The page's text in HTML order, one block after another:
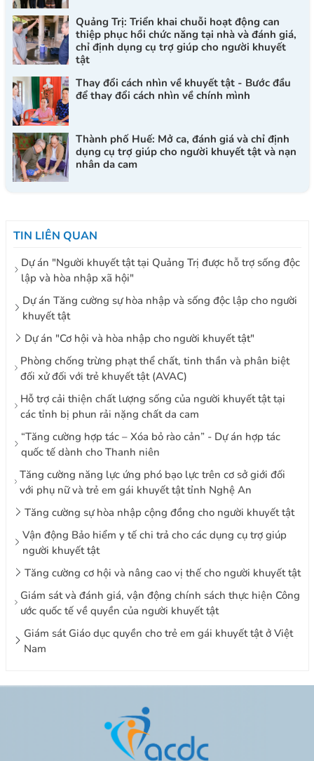
Quảng Trị: Triển khai chuỗi hoạt động can
thiệp phục hồi chức năng tại nhà và đánh giá,
chỉ định dụng cụ trợ giúp cho người khuyết
tật
Thay đổi cách nhìn về khuyết tật - Bước đầu
để thay đổi cách nhìn về chính mình
Thành phố Huế: Mở ca, đánh giá và chỉ định
dụng cụ trợ giúp cho người khuyết tật và nạn
nhân da cam
TIN LIÊN QUAN
Dự án "Người khuyết tật tại Quảng Trị được hỗ trợ sống độc
lập và hòa nhập xã hội"
Dự án Tăng cường sự hòa nhập và sống độc lập cho người
khuyết tật
Dự án "Cơ hội và hòa nhập cho người khuyết tật"
Phòng chống trừng phạt thể chất, tinh thần và phân biệt
đối xử đối với trẻ khuyết tật (AVAC)
Hỗ trợ cải thiện chất lượng sống của người khuyết tật tại
các tỉnh bị phun rải nặng chất da cam
“Tăng cường hợp tác – Xóa bỏ rào cản” - Dự án hợp tác
quốc tế dành cho Thanh niên
Tăng cường năng lực ứng phó bạo lực trên cơ sở giới đối
với phụ nữ và trẻ em gái khuyết tật tỉnh Nghệ An
Tăng cường sự hòa nhập cộng đồng cho người khuyết tật
Vận động Bảo hiểm y tế chi trả cho các dụng cụ trợ giúp
người khuyết tật
Tăng cường cơ hội và nâng cao vị thế cho người khuyết tật
Giám sát và đánh giá, vận động chính sách thực hiện Công
ước quốc tế về quyền của người khuyết tật
Giám sát Giáo dục quyền cho trẻ em gái khuyết tật ở Việt
Nam